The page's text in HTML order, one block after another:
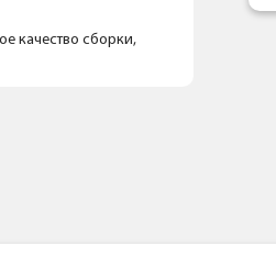
качество сборки,